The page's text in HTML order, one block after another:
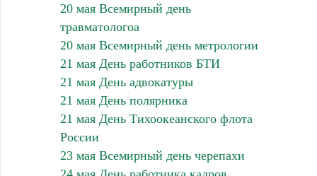
20 мая Всемирный день
травматологоа
20 мая Всемирный день метрологии
21 мая День работников БТИ
21 мая День адвокатуры
21 мая День полярника
21 мая День Тихоокеанского флота
России
23 мая Всемирный день черепахи